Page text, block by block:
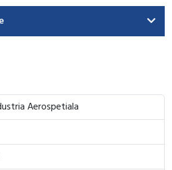
Aerospetiala